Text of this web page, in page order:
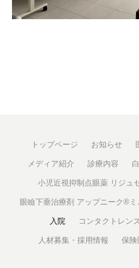
トップページ お知らせ
メディア紹介 診療内容
小児近視抑制点眼薬 リジュ
眼瞼下垂治療剤 アップニーク®ミ
入院 コンタクトレン
人材募集・採用情報 保険